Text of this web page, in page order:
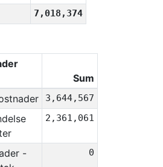
7,018,374
Sum
3,644,567
2,361,061
-
0